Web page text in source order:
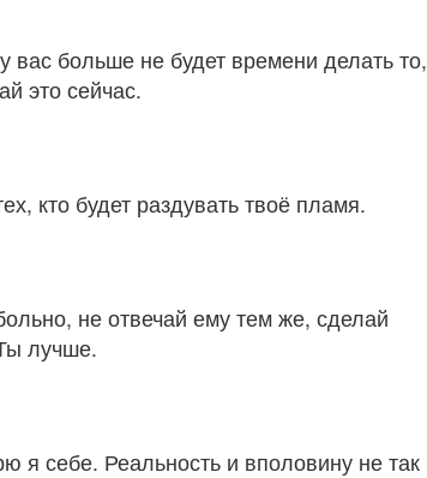
больше не будет времени делать то,
это сейчас.
кто будет раздувать твоё пламя.
не отвечай ему тем же, сделай
лучше.
я себе. Реальность и вполовину не так